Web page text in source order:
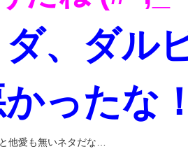
、ダル
ったな！
他愛も無いネタだな…